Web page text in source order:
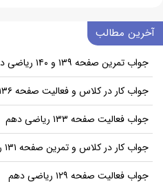
آخرین مطالب
جواب تمرین صفحه ۱۳۹ و ۱۴۰ ریاضی دهم
جواب کار در کلاس و فعالیت صفحه ۱۳۶ و ۱۳۷ و ۱۳۸ ریاضی دهم
جواب فعالیت صفحه ۱۳۳ ریاضی دهم
جواب کار در کلاس و تمرین صفحه ۱۳۱ ریاضی دهم
جواب فعالیت صفحه ۱۲۹ ریاضی دهم